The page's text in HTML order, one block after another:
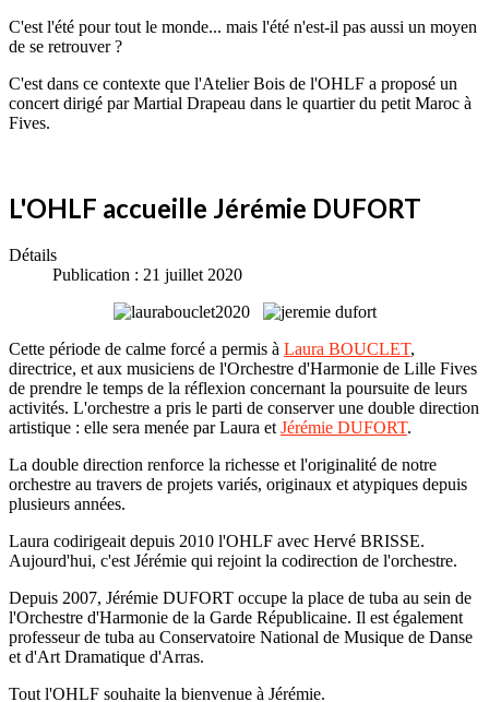
C'est l'été pour tout le monde... mais l'été n'est-il pas aussi un moyen
de se retrouver ?
C'est dans ce contexte que l'Atelier Bois de l'OHLF a proposé un
concert dirigé par Martial Drapeau dans le quartier du petit Maroc à
Fives.
L'OHLF accueille Jérémie DUFORT
Détails
Publication : 21 juillet 2020
Cette période de calme forcé a permis à Laura BOUCLET,
directrice, et aux musiciens de l'Orchestre d'Harmonie de Lille Fives
de prendre le temps de la réflexion concernant la poursuite de leurs
activités. L'orchestre a pris le parti de conserver une double direction
artistique : elle sera menée par Laura et Jérémie DUFORT.
La double direction renforce la richesse et l'originalité de notre
orchestre au travers de projets variés, originaux et atypiques depuis
plusieurs années.
Laura codirigeait depuis 2010 l'OHLF avec Hervé BRISSE.
Aujourd'hui, c'est Jérémie qui rejoint la codirection de l'orchestre.
Depuis 2007, Jérémie DUFORT occupe la place de tuba au sein de
l'Orchestre d'Harmonie de la Garde Républicaine. Il est également
professeur de tuba au Conservatoire National de Musique de Danse
et d'Art Dramatique d'Arras.
Tout l'OHLF souhaite la bienvenue à Jérémie.